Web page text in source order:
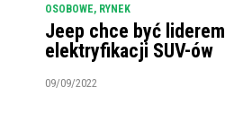
OSOBOWE, RYNEK
Jeep chce być liderem
elektryfikacji SUV-ów
09/09/2022